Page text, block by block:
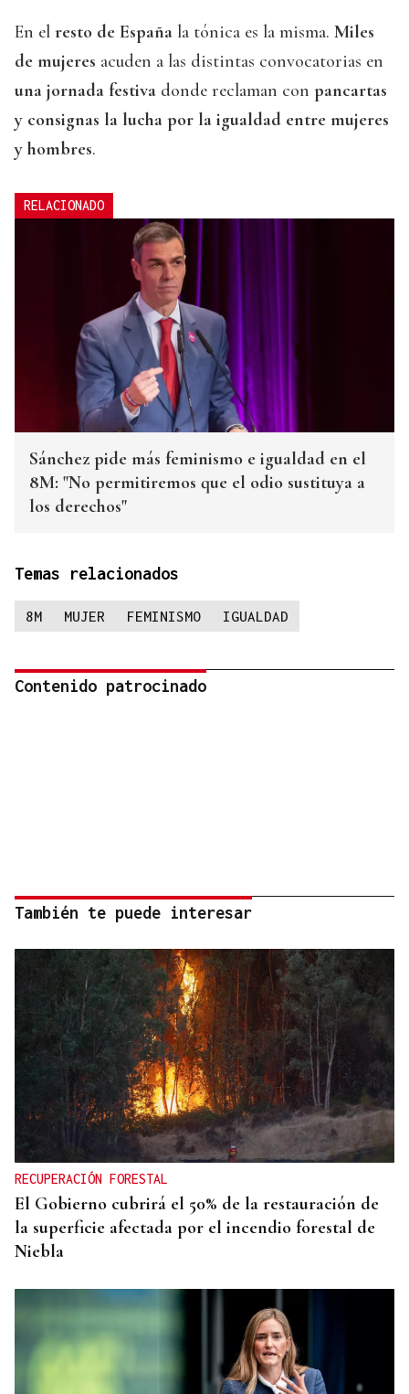
En el resto de España la tónica es la misma. Miles
de mujeres acuden a las distintas convocatorias en
una jornada festiva donde reclaman con pancartas
y consignas la lucha por la igualdad entre mujeres
y hombres.
RELACIONADO
Sánchez pide más feminismo e igualdad en el
8M: "No permitiremos que el odio sustituya a
los derechos"
Temas relacionados
8M MUJER FEMINISMO IGUALDAD
Contenido patrocinado
También te puede interesar
RECUPERACIÓN FORESTAL
El Gobierno cubrirá el 50% de la restauración de
la superficie afectada por el incendio forestal de
Niebla